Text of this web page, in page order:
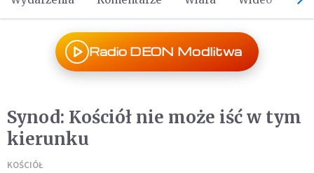
Radio DEON Modlitwa
Synod: Kościół nie może iść w tym
kierunku
KOŚCIÓŁ